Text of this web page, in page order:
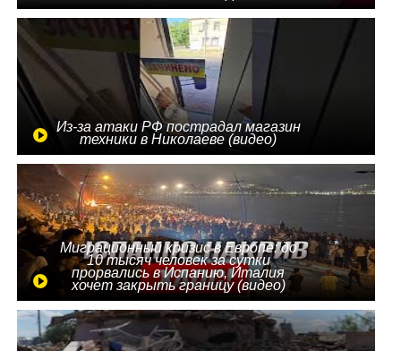
Из-за атаки РФ пострадал магазин
техники в Николаеве (видео)
Миграционный кризис в Европе: до
10 тысяч человек за сутки
прорвались в Испанию, Италия
хочет закрыть границу (видео)